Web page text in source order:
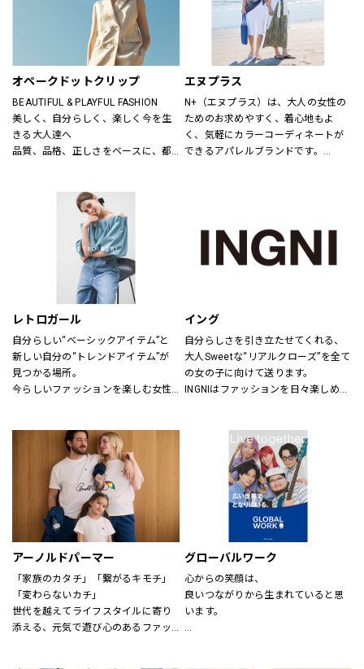
公式オンラインストア「ONWARD
CROSSET」でお選びいただいた商品
を取り寄せて、店舗にてご試着、ご
購入いただける「クリック&トライ」
も対応しております。
オペークドットクリップ
BEAUTIFUL & PLAYFUL FASHION
美しく、自分らしく、楽しく今を生
きる大人達へ
品質、品格、正しさをベースに、都
しさとの出会いを提案します
エヌプラス
N+（エヌプラス）は、大人の女性の
ためのお求めやすく、着心地もよ
く、気軽にカラーコーディネートが
できるアパレルブランドです。
レトロガール
自分らしい“ベーシックアイテム”と
新しい自分の“トレンドアイテム”が
見つかる場所。
今らしいファッションを楽しむ女性
イング
自分らしさを引き立たせてくれる、
大人Sweetな“リアルクローズ”を全て
の女の子に向けて送ります。
INGNIはファッションを日々楽しめ
アーノルドパーマー
「家族のカタチ」「繋がるキモチ」
「変わらないカチ」
世代を越えてライフスタイルに寄り
添える、元気で遊び心のあるファッ
グローバルワーク
心からの笑顔は、
良いつながりから生まれていると思
います。